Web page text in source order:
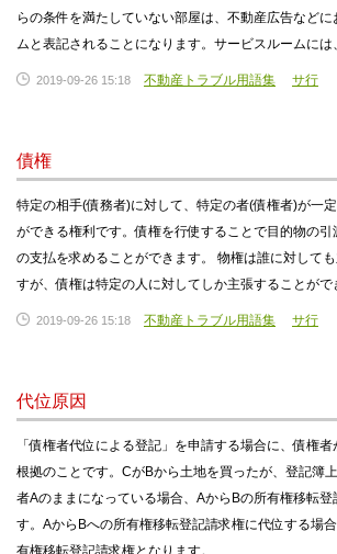
らの条件を満たしていない部屋は、不動産広告など
ムと表記されることになります。サービスルームに
2019-09-26 15:18 不動産トラブル用語集 サ行
債権
特定の相手(債務者)に対して、特定の者(債権者)が一
ができる権利です。債権を行使することで目的物の
の支払を求めることができます。 物権は誰に対して
すが、債権は特定の人に対してしか主張することがで
2019-09-26 15:18 不動産トラブル用語集 サ行
代位原因
「債権者代位による登記」を申請する場合に、債権
根拠のことです。CがBから土地を買ったが、登記簿
者Aのままになっている場合、AからBの所有権移転登
す。AからBへの所有権移転登記請求権に代位する場
有権移転登記請求権となります。